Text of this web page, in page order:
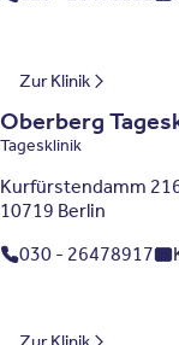
Zur Klinik
Berlin
Oberberg
Tagesklinik
Kurfürstendamm
10719 Berlin
030 - 26478917
Bremen